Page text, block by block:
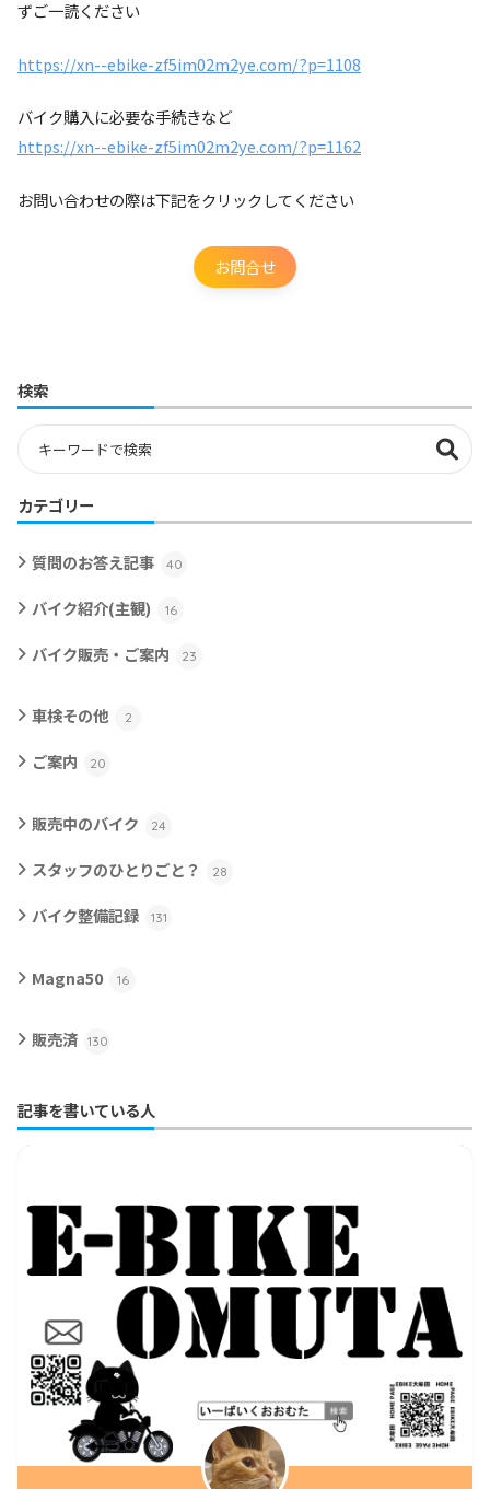
ずご一読ください
https://xn--ebike-zf5im02m2ye.com/?p=1108
バイク購入に必要な手続きなど
https://xn--ebike-zf5im02m2ye.com/?p=1162
お問い合わせの際は下記をクリックしてください
お問合せ
検索
カテゴリー
質問のお答え記事 40
バイク紹介(主観) 16
バイク販売・ご案内 23
車検その他 2
ご案内 20
販売中のバイク 24
スタッフのひとりごと？ 28
バイク整備記録 131
Magna50 16
販売済 130
記事を書いている人